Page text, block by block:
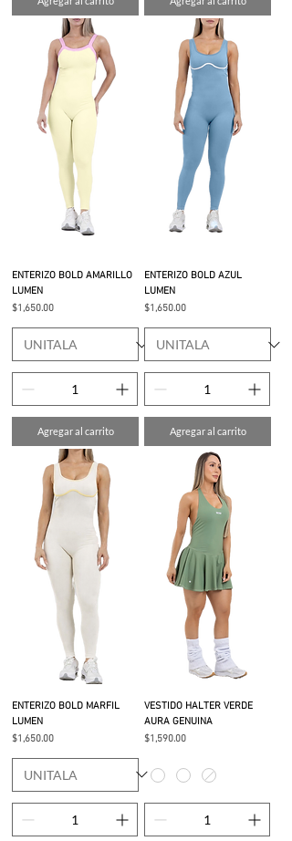
ENTERIZO BOLD AMARILLO
LUMEN
Precio
$1,650.00
Agregar al carrito
ENTERIZO BOLD AZUL
LUMEN
Precio
$1,650.00
Agregar al carrito
ENTERIZO BOLD MARFIL
LUMEN
Precio
$1,650.00
VESTIDO HALTER VERDE
AURA GENUINA
Precio
$1,590.00